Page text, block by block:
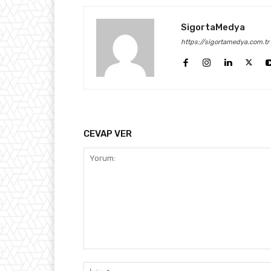
SigortaMedya
https://sigortamedya.com.tr
CEVAP VER